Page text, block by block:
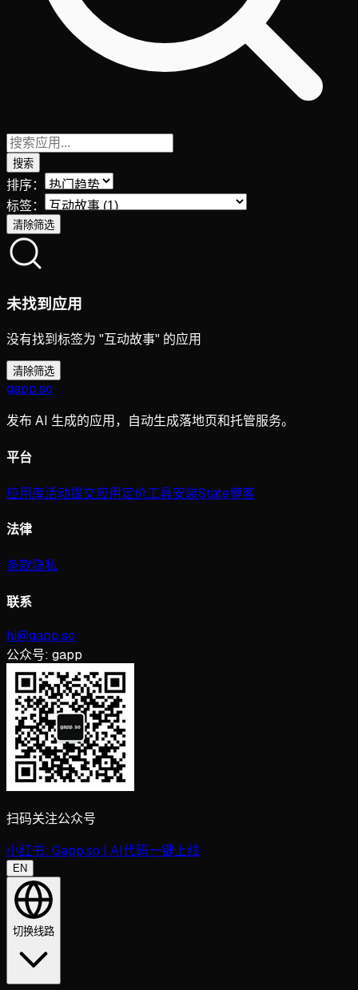
搜索
排序：
标签：
清除筛选
未找到应用
没有找到标签为 "互动故事" 的应用
清除筛选
gapp.so
发布 AI 生成的应用，自动生成落地页和托管服务。
平台
应用库活动提交应用定价工具安装State博客
法律
条款隐私
联系
hi@gapp.so
公众号: gapp
扫码关注公众号
小红书: Gapp.so | AI代码一键上线
EN
切换线路